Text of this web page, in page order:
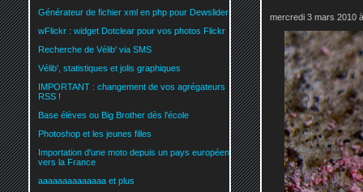
mercredi 3 mars 2010
Générateur de fichier xml en php pour Dewslider
wFlickr : widget Dotclear pour vos photos Flickr
Recherche de Vélib' via SMS
Vélib', statistiques et jolis graphiques
IMPORTANT : changement de vos agrégateurs
RSS !
Base élèves ou Big Brother dès l'école
Photoshop et les jeunes filles
Importation d'une moto depuis un pays européen
vers la France
aaaaaaaaaaaaaa et plus